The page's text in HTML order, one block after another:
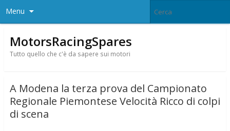
Menu
MotorsRacingSpares
Tutto quello che c'è da sapere sui motori
A Modena la terza prova del Campionato
Regionale Piemontese Velocità Ricco di colpi
di scena